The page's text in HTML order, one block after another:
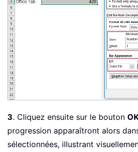
3. Cliquez ensuite sur le bouton
progression apparaîtront alors
sélectionnées, illustrant